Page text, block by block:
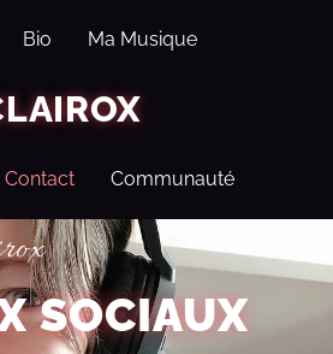
Bio Ma Musique
Contact Communauté
SOCIAUX